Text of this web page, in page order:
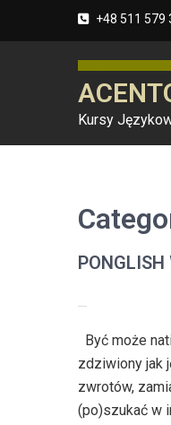
+48 511 579
Kursy
Być może
zdziwiony jak
zwrotów,
(po)szukać w